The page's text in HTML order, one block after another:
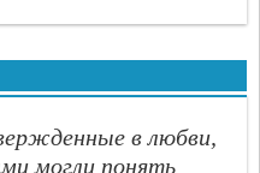
в любви,
могли понять